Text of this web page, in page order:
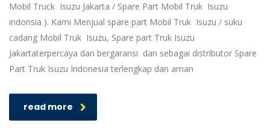
Mobil Truck Isuzu Jakarta / Spare Part Mobil Truk Isuzu
indonsia ). Kami Menjual spare part Mobil Truk Isuzu / suku
cadang Mobil Truk Isuzu, Spare part Truk Isuzu
Jakartaterpercaya dan bergaransi dan sebagai distributor Spare
Part Truk Isuzu Indonesia terlengkap dan aman
read more